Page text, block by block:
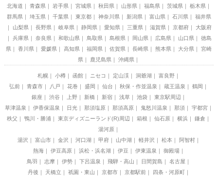
北海道 青森県 岩手県 宮城県 秋田県 山形県 福島県 茨城県
栃木県
群馬県
埼玉県 千葉県 東京都 神奈川県 新潟県 富山県 石川県
福井県
山梨県
長野県 岐阜県 静岡県 愛知県 三重県 滋賀県 京都府
大阪府
兵庫県
奈良県 和歌山県 鳥取県 島根県 岡山県 広島県 山口県
徳島
県
香川県 愛媛県 高知県 福岡県 佐賀県 長崎県 熊本県 大分県
宮崎
県
鹿児島県 沖縄県
札幌 小樽 函館 ニセコ 定山渓 洞爺湖
富良野
弘前
青森市 八戸 花巻 盛岡 仙台 秋保・作並温泉 蔵王温泉
鶴岡
銀座
渋谷 上野 新橋 新宿 浅草 池袋
東京駅周辺
草津温泉
伊香保温泉 日光 那須塩原 那須高原 鬼怒川温泉 那須
宇都宮
秩父
鴨川・勝浦 東京ディズニーランド(R)周辺 箱根 仙石原 横浜
鎌倉
湯河原
湯沢
富山市 金沢 河口湖 甲府 山中湖 軽井沢 松本
阿智村
熱海
伊豆高原 浜松・浜名湖 伊豆 伊東温泉
御殿場
鳥羽
志摩 伊勢 下呂温泉 飛騨・高山 日間賀島
名古屋
丹後
天橋立 祇園・東山 京都市 京都駅前
四条・河原町